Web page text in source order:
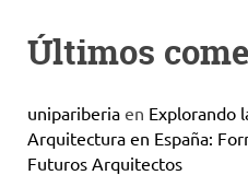
Últimos
unipariberia en Explorando
Arquitectura en España:
Futuros Arquitectos